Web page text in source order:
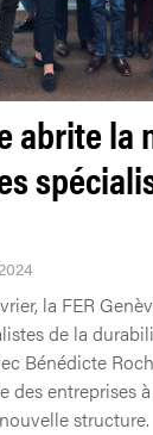
abrite la
la FER
de la
Bénédicte
des entreprises
structure.